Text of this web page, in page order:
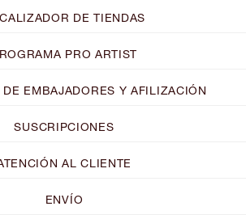
DE TIENDAS
PRO ARTIST
DE EMBAJADORES Y AFILIZACIÓN
SUSCRIPCIONES
AL CLIENTE
ENVÍO